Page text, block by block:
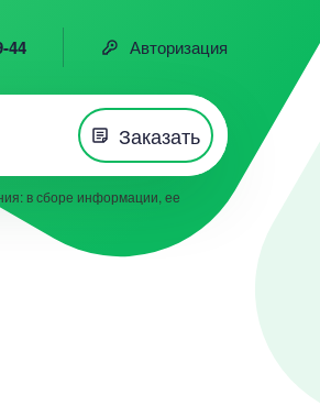
44 Авторизация
Заказать
в сборе информации, ее